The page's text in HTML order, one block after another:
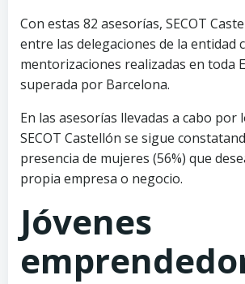
Con estas 82 asesorías, SECOT
entre las delegaciones de la entidad
mentorizaciones realizadas en toda
superada por Barcelona.
En las asesorías llevadas a cabo por
SECOT Castellón se sigue
presencia de mujeres (56%) que
propia empresa o negocio.
Jóvenes